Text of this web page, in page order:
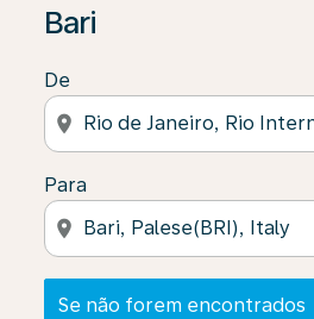
Bari
De
location_on
Para
location_on
Se não forem encontrados